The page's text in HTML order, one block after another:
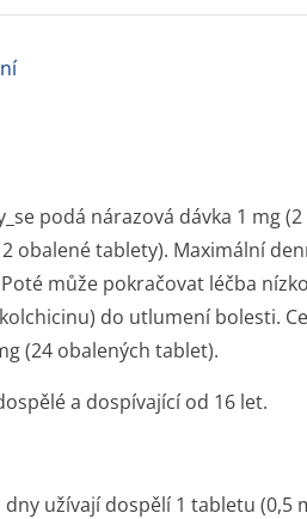
podá nárazová dávka 1 mg
obalené tablety). Maximální
může pokračovat léčba
do utlumení bolesti.
(24 obalených tablet).
a dospívající od 16 let.
užívají dospělí 1 tabletu (0,5